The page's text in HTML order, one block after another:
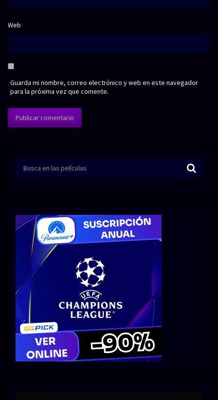
Web
Guarda mi nombre, correo electrónico y web en este navegador
para la próxima vez que comente.